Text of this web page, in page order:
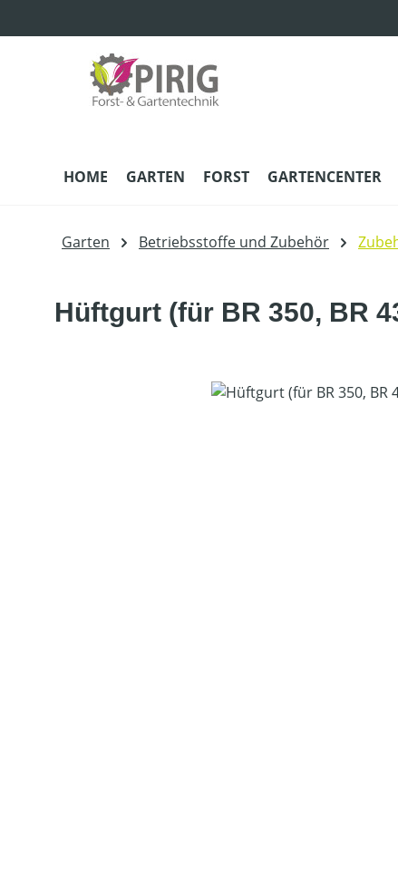
HOME GARTEN FORST GARTENCENTER
Garten Betriebsstoffe und Zubehör
Hüftgurt (für BR 350, BR
Bildergalerie überspringen